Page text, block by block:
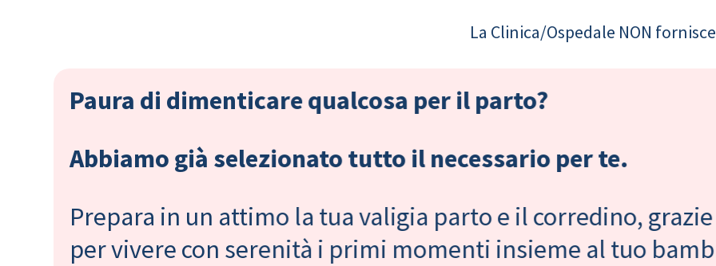
La Clinica/Ospedale NON
Paura di dimenticare qualcosa per il parto?
Abbiamo già selezionato tutto il necessario per te.
Prepara in un attimo la tua valigia parto e il corredino,
per vivere con serenità i primi momenti insieme al tuo